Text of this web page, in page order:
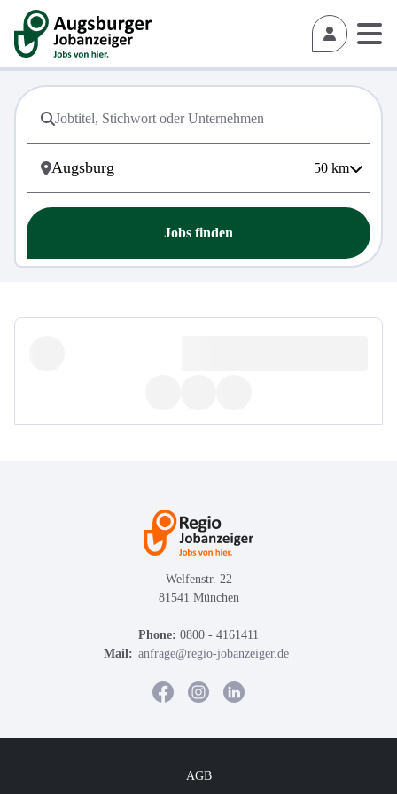
50 km
Jobs finden
Welfenstr. 22
81541 München
Phone: 0800 - 4161411
Mail: anfrage@regio-jobanzeiger.de
AGB